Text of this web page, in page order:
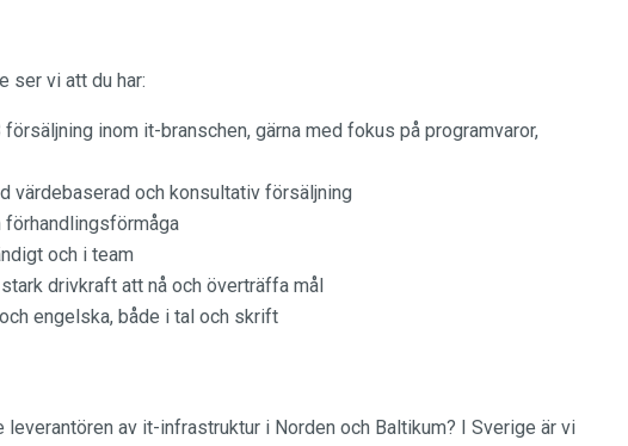
ser vi att du har:
inom it-branschen, gärna med fokus på programvaror,
värdebaserad och konsultativ försäljning
och i team
drivkraft att nå och överträffa mål
engelska, både i tal och skrift
av it-infrastruktur i Norden och Baltikum? I Sverige är vi